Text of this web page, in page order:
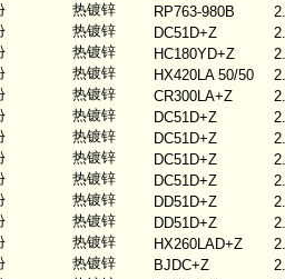
热镀锌 RP763-980B
热镀锌 DC51D+Z
热镀锌 HC180YD+Z
热镀锌 HX420LA 50/50
热镀锌 CR300LA+Z
热镀锌 DC51D+Z
热镀锌 DC51D+Z
热镀锌 DC51D+Z
热镀锌 DC51D+Z
热镀锌 DD51D+Z
热镀锌 DD51D+Z
热镀锌 HX260LAD+Z
热镀锌 BJDC+Z